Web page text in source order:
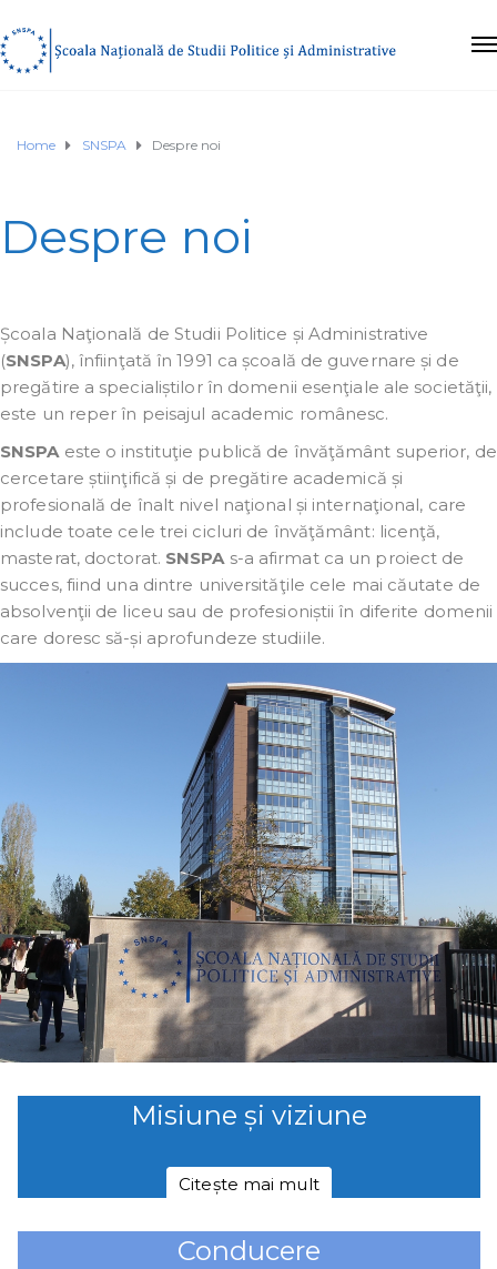
Home SNSPA Despre noi
Despre noi
Școala Naţională de Studii Politice și Administrative
(SNSPA), înfiinţată în 1991 ca școală de guvernare și de
pregătire a specialiștilor în domenii esenţiale ale societăţii,
este un reper în peisajul academic românesc.
SNSPA este o instituţie publică de învăţământ superior, de
cercetare știinţifică și de pregătire academică și
profesională de înalt nivel naţional și internaţional, care
include toate cele trei cicluri de învăţământ: licenţă,
masterat, doctorat. SNSPA s-a afirmat ca un proiect de
succes, fiind una dintre universităţile cele mai căutate de
absolvenţii de liceu sau de profesioniștii în diferite domenii
care doresc să-și aprofundeze studiile.
Misiune și viziune
Citește mai mult
Conducere